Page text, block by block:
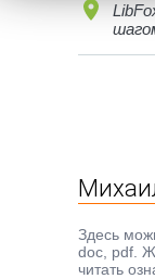
Здесь
doc, pdf.
читать